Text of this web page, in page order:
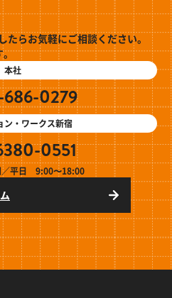
らお気軽にご相談ください。
。
本社
0279
ン・ワークス新宿
0551
／平日 9:00〜18:00